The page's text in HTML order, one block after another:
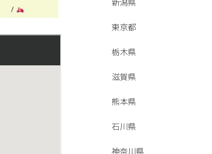
東京都
栃木県
滋賀県
熊本県
石川県
神奈川県